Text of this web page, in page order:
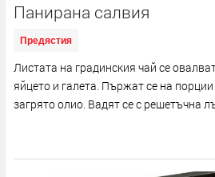
Панирана салвия
Предястия
Листата на градинския чай се
яйцето и галета. Пържат се на
загрято олио. Вадят се с решетъчна